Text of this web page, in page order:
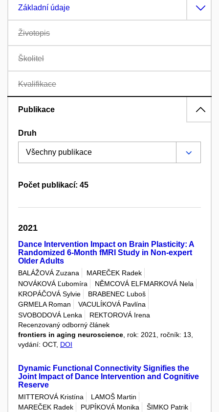
Základní údaje
Životopis
Školitel
Kvalifikace
Publikace
Druh
Počet publikací: 45
2021
Dance Intervention Impact on Brain Plasticity: A
Randomized 6-Month fMRI Study in Non-expert
Older Adults
BALÁŽOVÁ Zuzana
MAREČEK Radek
NOVÁKOVÁ Ľubomíra
NĚMCOVÁ ELFMARKOVÁ Nela
KROPÁČOVÁ Sylvie
BRABENEC Luboš
GRMELA Roman
VACULÍKOVÁ Pavlína
SVOBODOVÁ Lenka
REKTOROVÁ Irena
Recenzovaný odborný článek
frontiers in aging neuroscience , rok: 2021, ročník: 13,
vydání: OCT, DOI
Dynamic Functional Connectivity Signifies the
Joint Impact of Dance Intervention and Cognitive
Reserve
MITTEROVÁ Kristína
LAMOŠ Martin
MAREČEK Radek
PUPÍKOVÁ Monika
ŠIMKO Patrik